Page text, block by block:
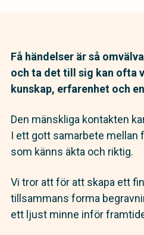
Få händelser är så
och ta det till sig kan ofta
kunskap, erfarenhet och
Den mänskliga kontakten
I ett gott samarbete mellan
som känns äkta och riktig.
Vi tror att för att skapa ett
tillsammans forma
ett ljust minne inför